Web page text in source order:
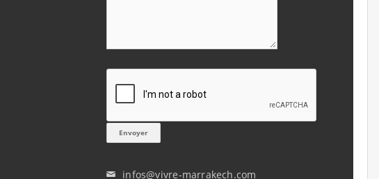
✉ infos@vivre-marrakech.com